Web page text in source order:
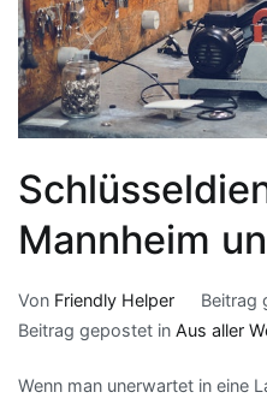
Mannheim
Von Friendly Helper Beitrag
Beitrag gepostet in Aus aller
Wenn man unerwartet in eine